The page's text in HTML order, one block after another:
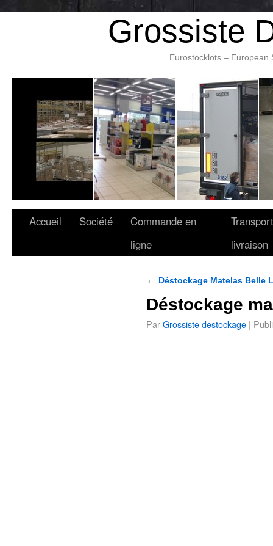
Grossiste
Eurostocklots –
Accueil Société
Commande en
ligne
livraison
← Déstockage Matelas Belle
Déstockage
ParGrossiste destockage |